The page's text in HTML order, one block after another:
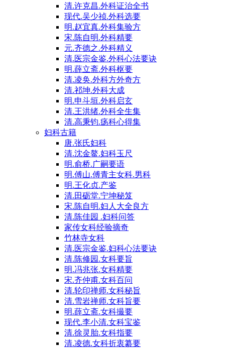
清.许克昌.外科证治全书
现代.吴少祯.外科选要
明.赵宜真.外科集验方
宋.陈自明.外科精要
元.齐德之.外科精义
清.医宗金鉴.外科心法要诀
明.薛立斋.外科枢要
清.凌奂.外科方外奇方
清.祁坤.外科大成
明.申斗垣.外科启玄
清.王洪绪.外科全生集
清.高秉钧.疡科心得集
妇科古籍
唐.张氏妇科
清.沈金鳌.妇科玉尺
明.俞桥.广嗣要语
明.傅山.傅青主女科.男科
明.王化贞.产鉴
清.田砺堂.宁坤秘笈
宋.陈自明.妇人大全良方
清.陈佳园 .妇科问答
家传女科经验摘奇
竹林寺女科
清.医宗金鉴.妇科心法要诀
清.陈修园.女科要旨
明.冯兆张.女科精要
宋.齐仲甫.女科百问
清.轮印禅师.女科秘旨
清.雪岩禅师.女科旨要
明.薛立斋.女科撮要
现代.李小清.女科宝鉴
清.徐灵胎.女科指要
清.凌德.女科折衷纂要